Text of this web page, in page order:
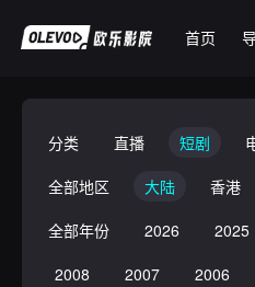
首页
分类 直播 短剧
全部地区
大陆 香港
全部年份
2026 2025
2008
2007 2006